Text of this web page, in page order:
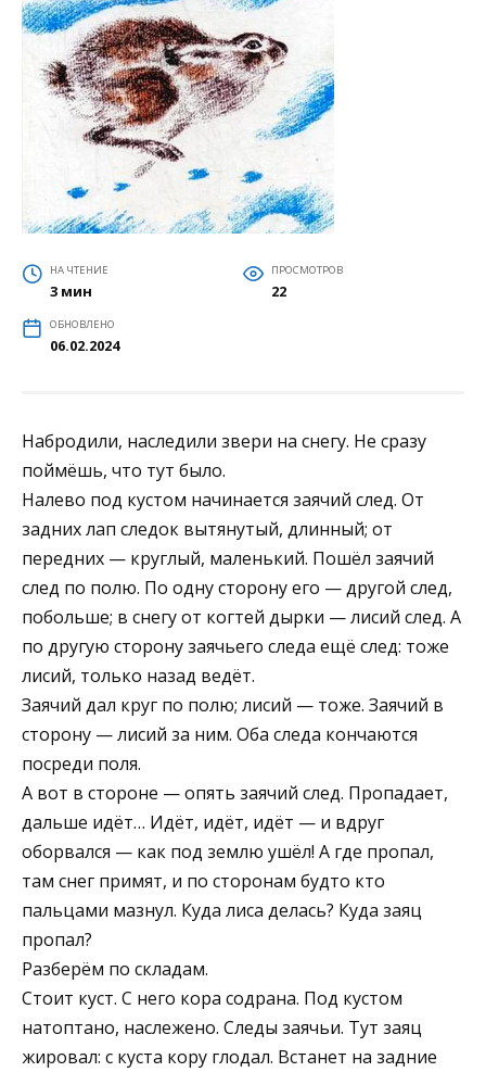
НА ЧТЕНИЕ
3 мин
ПРОСМОТРОВ
22
ОБНОВЛЕНО
06.02.2024
Набродили, наследили звери на снегу. Не сразу
поймёшь, что тут было.
Налево под кустом начинается заячий след. От
задних лап следок вытянутый, длинный; от
передних — круглый, маленький. Пошёл заячий
след по полю. По одну сторону его — другой след,
побольше; в снегу от когтей дырки — лисий след. А
по другую сторону заячьего следа ещё след: тоже
лисий, только назад ведёт.
Заячий дал круг по полю; лисий — тоже. Заячий в
сторону — лисий за ним. Оба следа кончаются
посреди поля.
А вот в стороне — опять заячий след. Пропадает,
дальше идёт… Идёт, идёт, идёт — и вдруг
оборвался — как под землю ушёл! А где пропал,
там снег примят, и по сторонам будто кто
пальцами мазнул. Куда лиса делась? Куда заяц
пропал?
Разберём по складам.
Стоит куст. С него кора содрана. Под кустом
натоптано, наслежено. Следы заячьи. Тут заяц
жировал: с куста кору глодал. Встанет на задние